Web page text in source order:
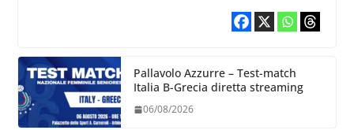
Pallavolo Azzurre – Test-match
Italia B-Grecia diretta streaming
06/08/2026